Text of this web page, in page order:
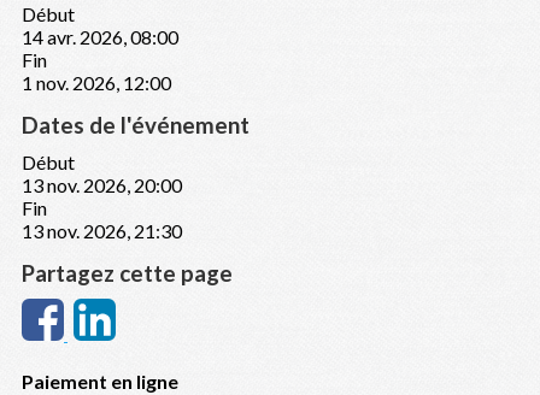
Début
14 avr. 2026, 08:00
Fin
1 nov. 2026, 12:00
Dates de l'événement
Début
13 nov. 2026, 20:00
Fin
13 nov. 2026, 21:30
Partagez cette page
Paiement en ligne